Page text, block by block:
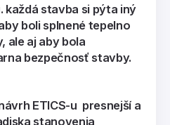
každá stavba si pýta iný
boli splnené tepelno
ale aj aby bola
bezpečnosť stavby.
ETICS-u presnejší a
stanovenia